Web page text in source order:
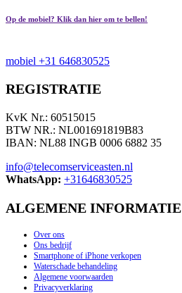
Op de mobiel? Klik dan hier om te bellen!
mobiel +31 646830525
REGISTRATIE
KvK Nr.: 60515015
BTW NR.: NL001691819B83
IBAN: NL88 INGB 0006 6882 35
info@telecomserviceasten.nl
WhatsApp: +31646830525
ALGEMENE INFORMATIE
Over ons
Ons bedrijf
Smartphone of iPhone verkopen
Waterschade behandeling
Algemene voorwaarden
Privacyverklaring